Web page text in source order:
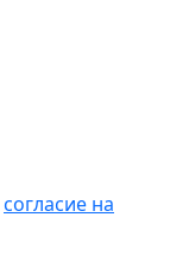
согласие на